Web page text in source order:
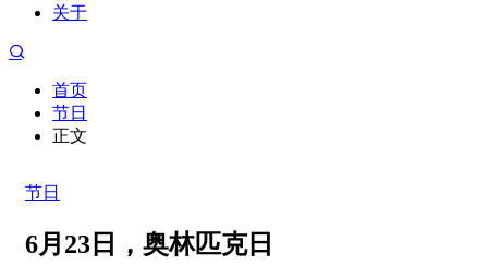
关于
首页
节日
正文
节日
6月23日，奥林匹克日